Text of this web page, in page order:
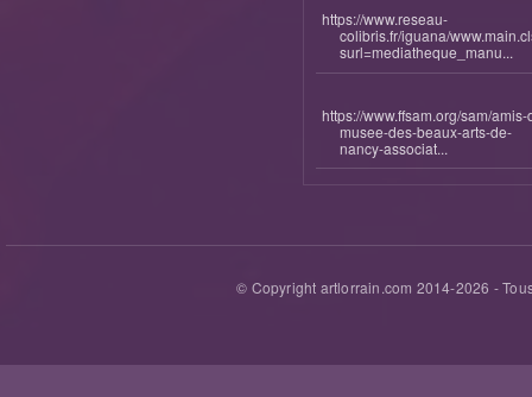
https://www.reseau-
colibris.fr/iguana/
surl=mediatheque_manu...
https://www.ffsam.org/sam/amis-
musee-des-beaux-arts-de-
nancy-associat...
© Copyright artlorrain.com 2014-2026 -